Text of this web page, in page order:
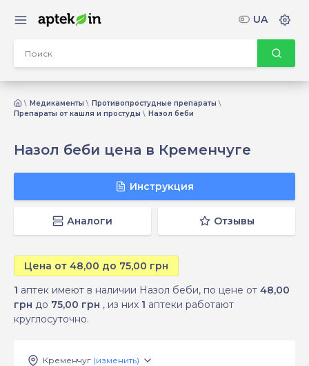
Медикаменты
Противопростудные препараты
Препараты от кашля и простуды
Назол беби
Назол беби цена в Кременчуге
Инструкция
Аналоги Отзывы
Цена от 48,00 до 75,00 грн
1 аптек имеют в наличии Назол беби, по цене от 48,00
грн до 75,00 грн , из них 1 аптеки работают
круглосуточно.
Кременчуг (изменить)
UA